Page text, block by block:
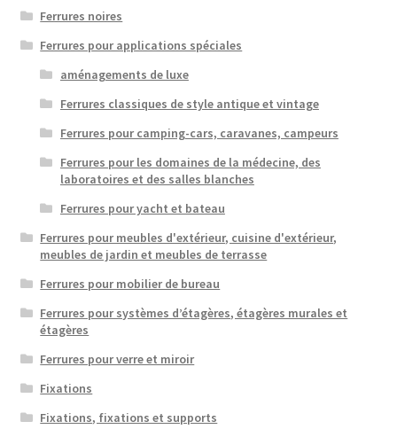
Ferrures noires
Ferrures pour applications spéciales
aménagements de luxe
Ferrures classiques de style antique et vintage
Ferrures pour camping-cars, caravanes, campeurs
Ferrures pour les domaines de la médecine, des
laboratoires et des salles blanches
Ferrures pour yacht et bateau
Ferrures pour meubles d'extérieur, cuisine d'extérieur,
meubles de jardin et meubles de terrasse
Ferrures pour mobilier de bureau
Ferrures pour systèmes d’étagères, étagères murales et
étagères
Ferrures pour verre et miroir
Fixations
Fixations, fixations et supports